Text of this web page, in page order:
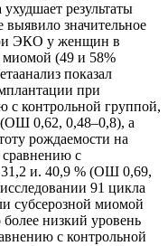
результаты
значительное
ЭКО у женщин в
миомой (49 и 58%
показал
при
с контрольной группой,
(ОШ 0,62, 0,48–0,8), а
рождаемости на
с
31,2 и. 40,9 % (ОШ 0,69,
91 цикла
субсерозной миомой
низкий уровень
с контрольной